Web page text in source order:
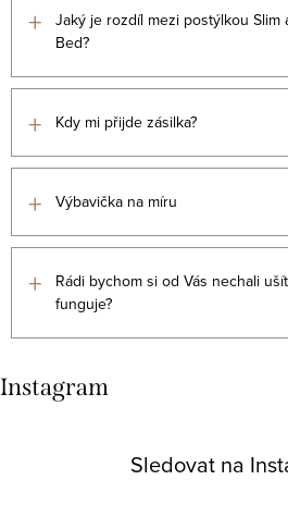
+
Jaký je rozdíl mezi postýlkou Slim
Bed?
+ Kdy mi přijde zásilka?
+ Výbavička na míru
+
Rádi bychom si od Vás nechali
funguje?
Instagram
Sledovat na